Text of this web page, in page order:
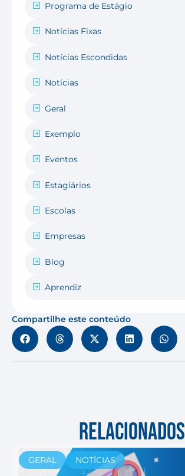
Programa de Estágio
Notícias Fixas
Notícias Escondidas
Notícias
Geral
Exemplo
Eventos
Estagiários
Escolas
Empresas
Blog
Aprendiz
Compartilhe este conteúdo
RELACIONADOS
GERAL NOTÍCIAS